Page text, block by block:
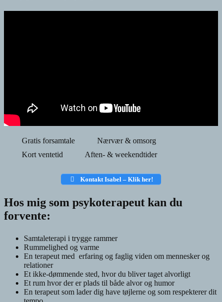
Gratis forsamtale
Nærvær & omsorg
Kort ventetid
Aften- & weekendtider
Kontakt Isabel – Klik her!
Hos mig som psykoterapeut kan du
forvente:
Samtaleterapi i trygge rammer
Rummelighed og varme
En terapeut med erfaring og faglig viden om mennesker og
relationer
Et ikke-dømmende sted, hvor du bliver taget alvorligt
Et rum hvor der er plads til både alvor og humor
En terapeut som lader dig have tøjlerne og som respekterer dit